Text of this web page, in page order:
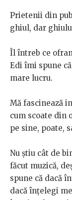
Prietenii din
ghiul, dar
Îl întreb ce
Edi îmi spune
mare lucru.
Mă fascinează
cum scoate din
pe sine, poate,
Nu știu cât de
făcut muzică,
spune că dacă
dacă înțelegi